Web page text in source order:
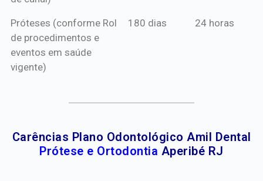
Próteses (conforme Rol
de procedimentos e
eventos em saúde
vigente)
180 dias 24 horas
Carências Plano Odontológico Amil Dental
Prótese e Ortodontia Aperibé RJ